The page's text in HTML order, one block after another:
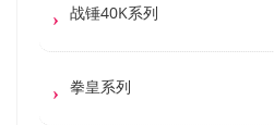
战锤40K系列
拳皇系列